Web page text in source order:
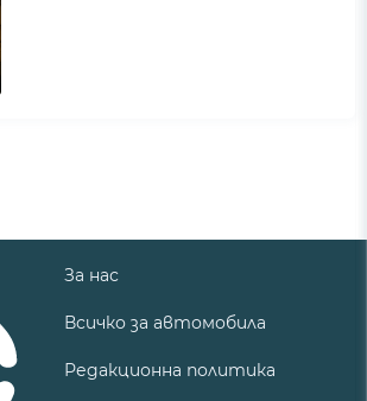
За нас
Всичко за автомобила
Редакционна политика